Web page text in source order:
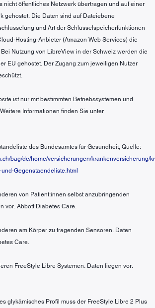
nicht öffentliches Netzwerk übertragen und auf einer
gehostet. Die Daten sind auf Dateiebene
und Art der Schlüsselspeicherfunktionen
Hosting-Anbieter (Amazon Web Services) die
Nutzung von LibreView in der Schweiz werden die
EU gehostet. Der Zugang zum jeweiligen Nutzer
ist nur mit bestimmten Betriebssystemen und
Informationen finden Sie unter
des Bundesamtes für Gesundheit, Quelle:
bag/de/home/versicherungen/krankenversicherung/
Gegenstaendeliste.html
von Patient:innen selbst anzubringenden
vor. Abbott Diabetes Care.
am Körper zu tragenden Sensoren. Daten
Care.
FreeStyle Libre Systemen. Daten liegen vor.
glykämisches Profil muss der FreeStyle Libre 2 Plus